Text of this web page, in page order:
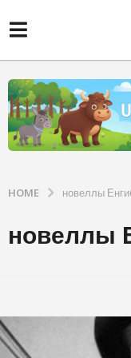
HOME новеллы
новеллы